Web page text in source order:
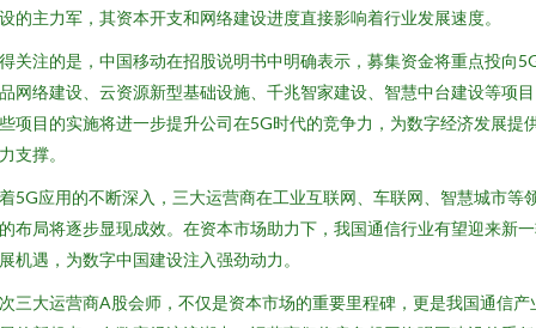
的主力军，其资本开支和网络建设进度直接影响着行业发展速度。
关注的是，中国移动在招股说明书中明确表示，募集资金将重点投向
网络建设、云资源新型基础设施、千兆智家建设、智慧中台建设等项
项目的实施将进一步提升公司在5G时代的竞争力，为数字经济发展提
支撑。
5G应用的不断深入，三大运营商在工业互联网、车联网、智慧城市等
布局将逐步显现成效。在资本市场助力下，我国通信行业有望迎来新
机遇，为数字中国建设注入强劲动力。
三大运营商A股会师，不仅是资本市场的重要里程碑，更是我国通信产